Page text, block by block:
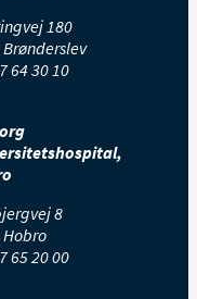
180
64 30 10
8
Hobro
65 20 00